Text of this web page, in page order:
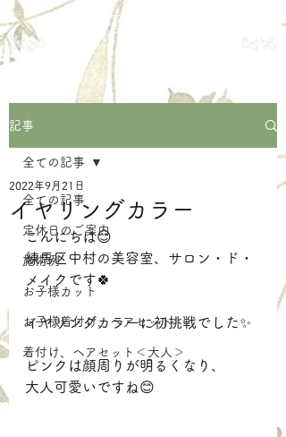
サロン・ド・メイク
練馬区中村の美容室
記事
全ての記事
定休日のご案内
施術例
お子様カット
お子様着付け、ヘアセット
着付け、ヘアセット＜大人＞
全ての記事
イヤリングカラー
2022年9月21日
こんにちは😊
練馬区中村の美容室、サロン・ド・
メイクです🍀
イヤリングカラーに初挑戦でした✨
ピンクは顔周りが明るくなり、
大人可愛いですね😊